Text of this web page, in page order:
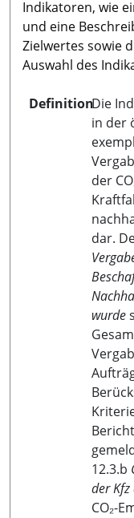
Indikatoren, wie
und eine
Zielwertes sowie
Auswahl des
DefinitionDie
in der
der
dar.
wurde
12.3.b
der
CO₂-